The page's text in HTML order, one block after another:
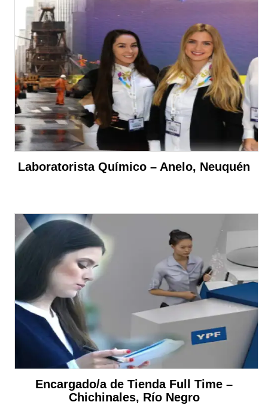
Laboratorista Químico – Anelo, Neuquén
Encargado/a de Tienda Full Time –
Chichinales, Río Negro